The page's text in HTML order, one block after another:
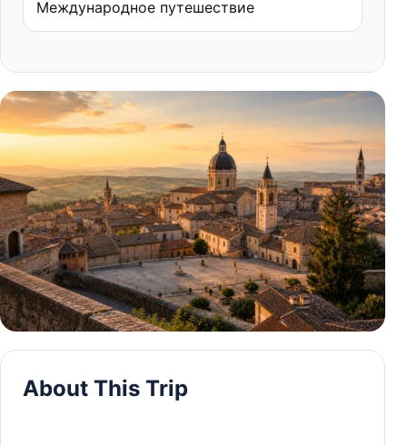
Международное путешествие
About This Trip